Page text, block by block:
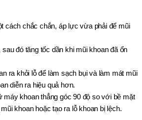
cách chắc chắn, áp lực vừa phải để mũi
đó tăng tốc dần khi mũi khoan đã ổn
ra khỏi lỗ để làm sạch bụi và làm mát mũi
diễn ra hiệu quả hơn.
máy khoan thẳng góc 90 độ so với bề mặt
khoan hoặc tạo ra lỗ khoan bị lệch.